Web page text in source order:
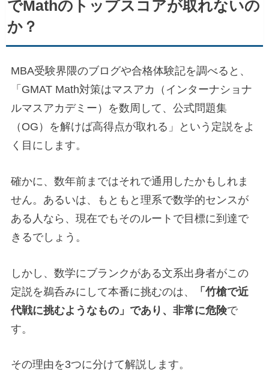
でMathのトップスコアが取れないの
か？
MBA受験界隈のブログや合格体験記を調べると、
「GMAT Math対策はマスアカ（インターナショナ
ルマスアカデミー）を数周して、公式問題集
（OG）を解けば高得点が取れる」という定説をよ
く目にします。
確かに、数年前まではそれで通用したかもしれま
せん。あるいは、もともと理系で数学的センスが
ある人なら、現在でもそのルートで目標に到達で
きるでしょう。
しかし、数学にブランクがある文系出身者がこの
定説を鵜呑みにして本番に挑むのは、
「竹槍で近
代戦に挑むようなもの」であり、非常に危険で
す。
その理由を3つに分けて解説します。